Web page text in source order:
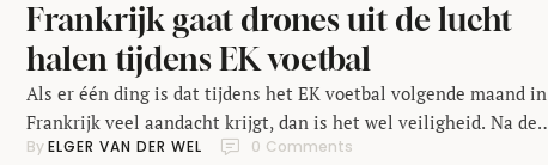
Frankrijk gaat drones uit de lucht
halen tijdens EK voetbal
Als er één ding is dat tijdens het EK voetbal volgende maand in
Frankrijk veel aandacht krijgt, dan is het wel veiligheid. Na de
recente aanslagen in Parijs en Brussel, willen de Fransen niets
By ELGER VAN DER WEL 0 Comments